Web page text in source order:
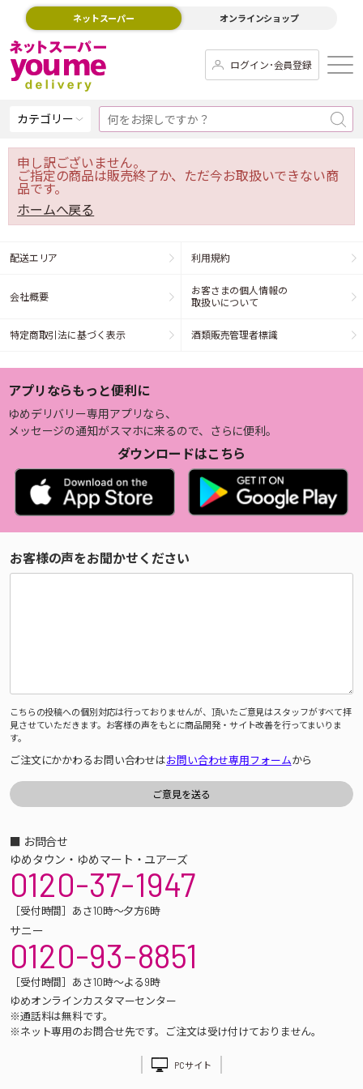
ネットスーパー オンラインショップ
ログイン･会員登録
カテゴリー
申し訳ございません。
ご指定の商品は販売終了か、ただ今お取扱いできない商
品です。
ホームへ戻る
配送エリア 利用規約
会社概要
お客さまの個人情報の
取扱いについて
特定商取引法に基づく表示 酒類販売管理者標識
アプリならもっと便利に
ゆめデリバリー専用アプリなら、
メッセージの通知がスマホに来るので、さらに便利。
ダウンロードはこちら
お客様の声をお聞かせください
こちらの投稿への個別対応は行っておりませんが、頂いたご意見はスタッフがすべて拝
見させていただきます。お客様の声をもとに商品開発・サイト改善を行ってまいりま
す。
ご注文にかかわるお問い合わせはお問い合わせ専用フォームから
■ お問合せ
ゆめタウン・ゆめマート・ユアーズ
0120-37-1947
［受付時間］あさ10時～夕方6時
サニー
0120-93-8851
［受付時間］あさ10時～よる9時
ゆめオンラインカスタマーセンター
※通話料は無料です。
※ネット専用のお問合せ先です。ご注文は受け付けておりません。
PCサイト